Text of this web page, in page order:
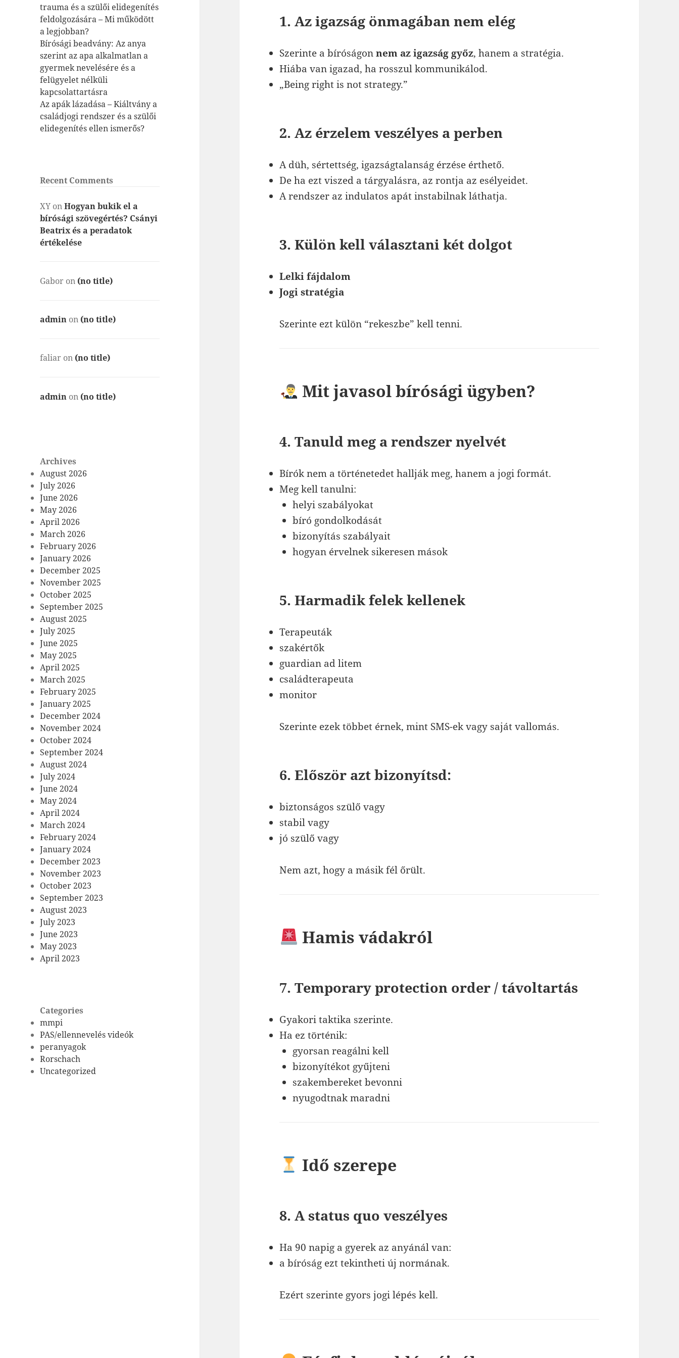
trauma és a szülői elidegenítés
feldolgozására – Mi működött
a legjobban?
Bírósági beadvány: Az anya
szerint az apa alkalmatlan a
gyermek nevelésére és a
felügyelet nélküli
kapcsolattartásra
Az apák lázadása – Kiáltvány a
családjogi rendszer és a szülői
elidegenítés ellen ismerős?
Recent Comments
XY onHogyan bukik el a
bírósági szövegértés? Csányi
Beatrix és a peradatok
értékelése
Gabor on (no title)
admin on (no title)
faliar on (no title)
admin on (no title)
Archives
August 2026
July 2026
June 2026
May 2026
April 2026
March 2026
February 2026
January 2026
December 2025
November 2025
October 2025
September 2025
August 2025
July 2025
June 2025
May 2025
April 2025
March 2025
February 2025
January 2025
December 2024
November 2024
October 2024
September 2024
August 2024
July 2024
June 2024
May 2024
April 2024
March 2024
February 2024
January 2024
December 2023
November 2023
October 2023
September 2023
August 2023
July 2023
June 2023
May 2023
April 2023
Categories
mmpi
PAS/ellennevelés videók
peranyagok
Rorschach
Uncategorized
1. Az igazság önmagában nem elég
Szerinte a bíróságonnem az igazság győz, hanem a stratégia.
Hiába van igazad, ha rosszul kommunikálod.
„Being right is not strategy.”
2. Az érzelem veszélyes a perben
A düh, sértettség, igazságtalanság érzése érthető.
De ha ezt viszed a tárgyalásra, az rontja az esélyeidet.
A rendszer az indulatos apát instabilnak láthatja.
3. Külön kell választani két dolgot
Lelki fájdalom
Jogi stratégia
Szerinte ezt külön “rekeszbe” kell tenni.
Mit javasol bírósági ügyben?
4. Tanuld meg a rendszer nyelvét
Bírók nem a történetedet hallják meg, hanem a jogi formát.
Meg kell tanulni:
helyi szabályokat
bíró gondolkodását
bizonyítás szabályait
hogyan érvelnek sikeresen mások
5. Harmadik felek kellenek
Terapeuták
szakértők
guardian ad litem
családterapeuta
monitor
Szerinte ezek többet érnek, mint SMS-ek vagy saját vallomás.
6. Először azt bizonyítsd:
biztonságos szülő vagy
stabil vagy
jó szülő vagy
Nem azt, hogy a másik fél őrült.
Hamis vádakról
7. Temporary protection order / távoltartás
Gyakori taktika szerinte.
Ha ez történik:
gyorsan reagálni kell
bizonyítékot gyűjteni
szakembereket bevonni
nyugodtnak maradni
Idő szerepe
8. A status quo veszélyes
Ha 90 napig a gyerek az anyánál van:
a bíróság ezt tekintheti új normának.
Ezért szerinte gyors jogi lépés kell.